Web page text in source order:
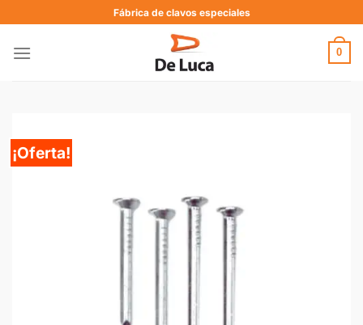
Fábrica de clavos especiales
0
¡Oferta!